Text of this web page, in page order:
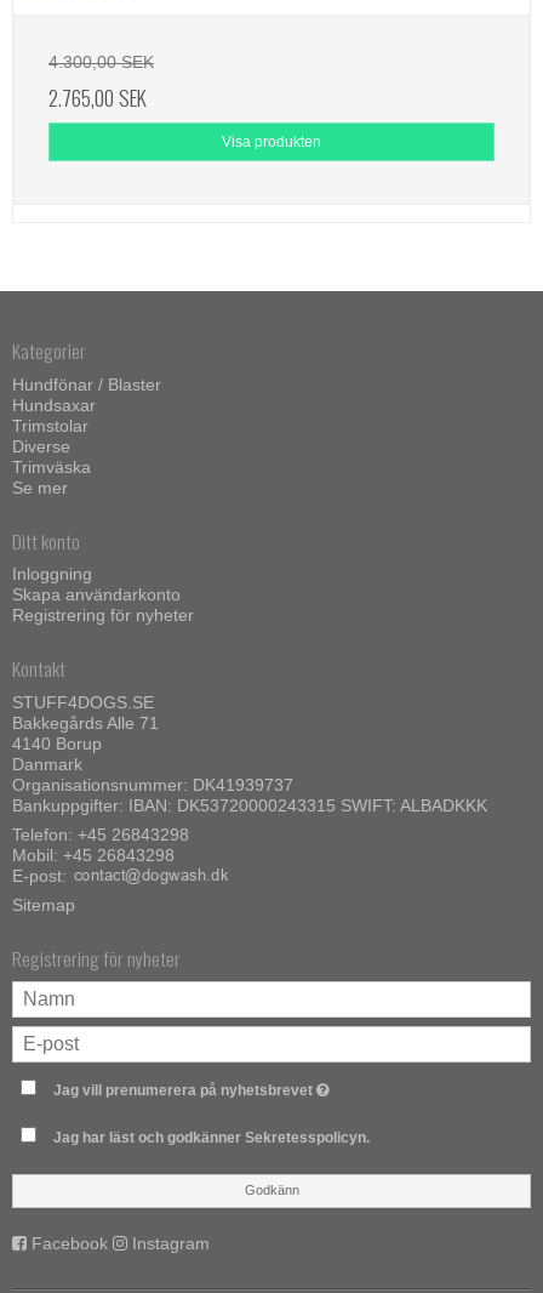
4.300,00 SEK
2.765,00 SEK
Visa produkten
Kategorier
Hundfönar / Blaster
Hundsaxar
Trimstolar
Diverse
Trimväska
Se mer
Ditt konto
Inloggning
Skapa användarkonto
Registrering för nyheter
Kontakt
STUFF4DOGS.SE
Bakkegårds Alle 71
4140 Borup
Danmark
Organisationsnummer: DK41939737
Bankuppgifter: IBAN: DK53720000243315 SWIFT: ALBADKKK
Telefon: +45 26843298
Mobil: +45 26843298
E-post:
Sitemap
Registrering för nyheter
Jag vill prenumerera på nyhetsbrevet
Jag har läst och godkänner Sekretesspolicyn.
Godkänn
Facebook Instagram